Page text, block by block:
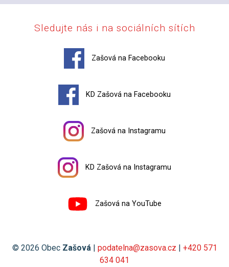
Sledujte nás i na sociálních sítích
Zašová na Facebooku
KD Zašová na Facebooku
Zašová na Instagramu
KD Zašová na Instagramu
Zašová na YouTube
© 2026 Obec Zašová| podatelna@zasova.cz | +420 571
634 041